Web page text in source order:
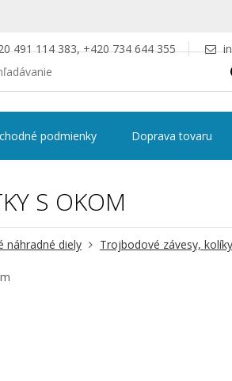
491 114 383, +420 734 644 355
podmienky Doprava tovaru
S OKOM
náhradné diely Trojbodové závesy,